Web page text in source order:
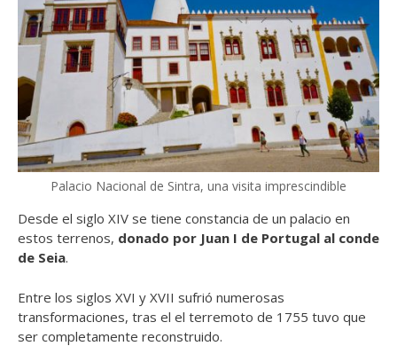
Palacio Nacional de Sintra, una visita imprescindible
Desde el siglo XIV se tiene constancia de un palacio en
estos terrenos, donado por Juan I de Portugal al conde
de Seia.
Entre los siglos XVI y XVII sufrió numerosas
transformaciones, tras el el terremoto de 1755 tuvo que
ser completamente reconstruido.